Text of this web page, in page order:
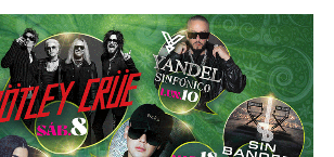
con pibes que no sabían bien por
soldados que sí.
Borges, de ascendencia parcialmente
Buenos Aires y dictaminó con su
“La guerra de las Malvinas es una